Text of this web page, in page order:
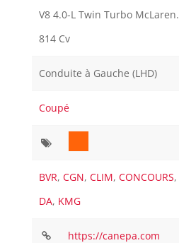
V8 4.0-L Twin Turbo McLaren.
814 Cv
Conduite à Gauche (LHD)
Coupé
BVR,CGN,CLIM,CONCOURS,
DA, KMG
https://canepa.com